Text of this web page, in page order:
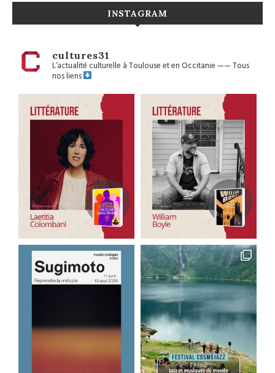
INSTAGRAM
cultures31
L’actualité culturelle à Toulouse et en Occitanie——Tous
nos liens